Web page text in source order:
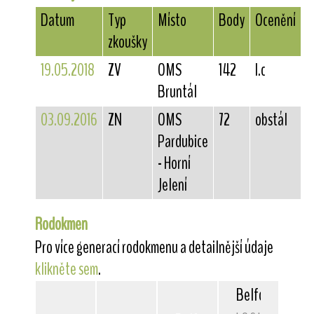
Datum
Typ
zkoušky
Místo Body Ocenění
19.05.2018 ZV
OMS
Bruntál
142 I.c
03.09.2016 ZN
OMS
Pardubice
- Horní
Jelení
72 obstál
Rodokmen
Pro více generací rodokmenu a detailnější údaje
klikněte sem.
Belfox